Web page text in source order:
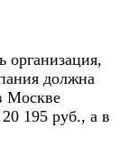
организация,
должна
Москве
195 руб., а в